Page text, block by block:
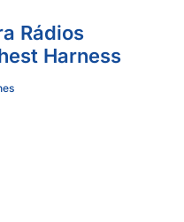
Rádios
Harness